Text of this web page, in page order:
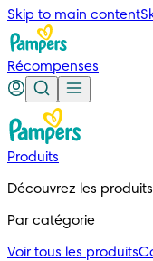
Skip to main content
Récompenses
Produits
Découvrez les
Par catégorie
Voir tous les produits